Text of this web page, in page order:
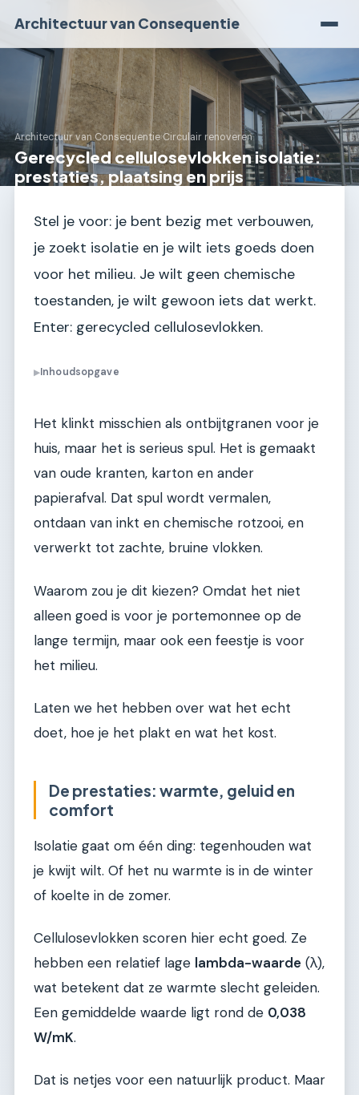
Architectuur van Consequentie
Architectuur van Consequentie›Circulair renoveren
Gerecycled cellulosevlokken isolatie:
prestaties, plaatsing en prijs
Stel je voor: je bent bezig met verbouwen,
je zoekt isolatie en je wilt iets goeds doen
voor het milieu. Je wilt geen chemische
toestanden, je wilt gewoon iets dat werkt.
Enter: gerecycled cellulosevlokken.
▶Inhoudsopgave
Het klinkt misschien als ontbijtgranen voor je
huis, maar het is serieus spul. Het is gemaakt
van oude kranten, karton en ander
papierafval. Dat spul wordt vermalen,
ontdaan van inkt en chemische rotzooi, en
verwerkt tot zachte, bruine vlokken.
Waarom zou je dit kiezen? Omdat het niet
alleen goed is voor je portemonnee op de
lange termijn, maar ook een feestje is voor
het milieu.
Laten we het hebben over wat het echt
doet, hoe je het plakt en wat het kost.
De prestaties: warmte, geluid en
comfort
Isolatie gaat om één ding: tegenhouden wat
je kwijt wilt. Of het nu warmte is in de winter
of koelte in de zomer.
Cellulosevlokken scoren hier echt goed. Ze
hebben een relatief lage lambda-waarde (λ),
wat betekent dat ze warmte slecht geleiden.
Een gemiddelde waarde ligt rond de 0,038
W/mK.
Dat is netjes voor een natuurlijk product. Maar